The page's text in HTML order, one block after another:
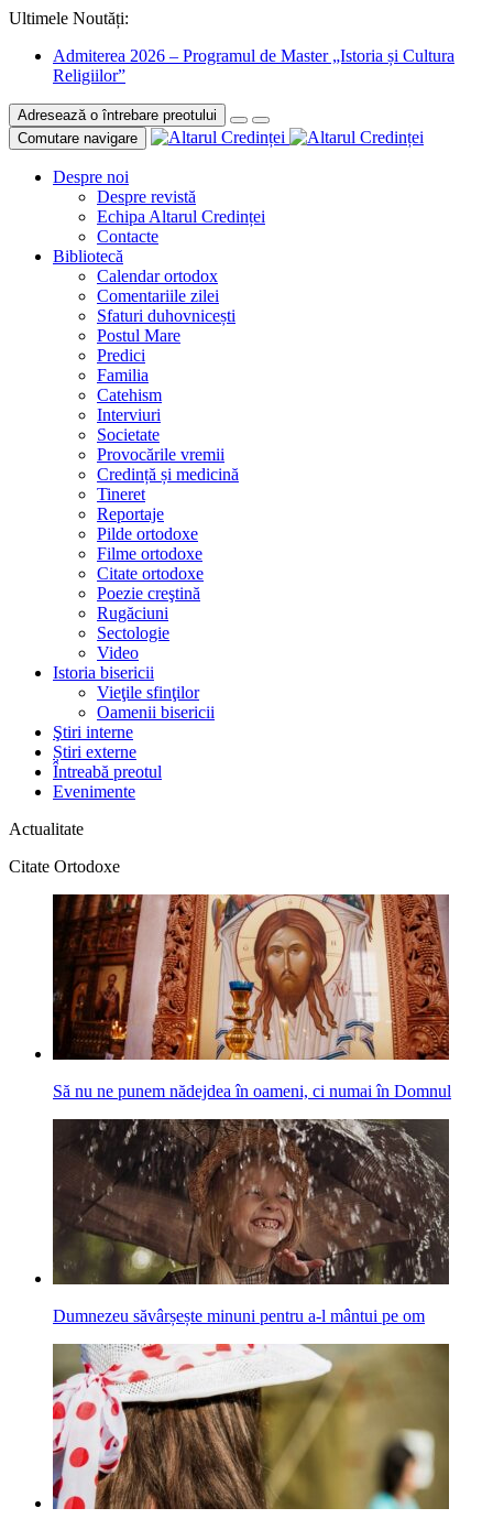
Ultimele Noutăți:
Admiterea 2026 – Programul de Master „Istoria și Cultura
Religiilor”
Adresează o întrebare preotului
Comutare navigare
Despre noi
Despre revistă
Echipa Altarul Credinței
Contacte
Bibliotecă
Calendar ortodox
Comentariile zilei
Sfaturi duhovnicești
Postul Mare
Predici
Familia
Catehism
Interviuri
Societate
Provocările vremii
Credință și medicină
Tineret
Reportaje
Pilde ortodoxe
Filme ortodoxe
Citate ortodoxe
Poezie creştină
Rugăciuni
Sectologie
Video
Istoria bisericii
Vieţile sfinţilor
Oamenii bisericii
Ştiri interne
Știri externe
Întreabă preotul
Evenimente
Actualitate
Citate Ortodoxe
Să nu ne punem nădejdea în oameni, ci numai în Domnul
Dumnezeu săvârșește minuni pentru a-l mântui pe om